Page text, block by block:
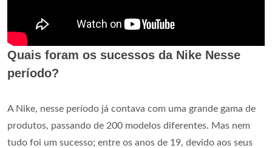
Quais foram os sucessos da Nike Nesse
período?
A Nike, nesse período já contava com uma grande gama de
produtos, passando de 200 modelos diferentes. Mas nem
tudo foi um sucesso; entre os anos de 19, devido aos seus